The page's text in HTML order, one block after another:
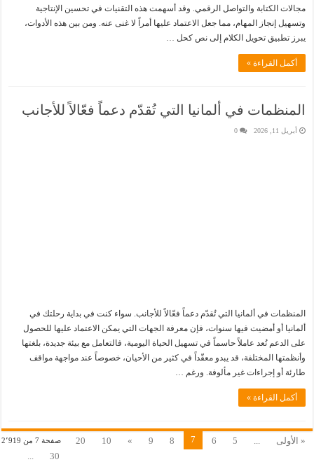
مجالات الكتابة والتواصل الرقمي. وقد أسهمت هذه التقنيات في تحسين الإنتاجية
وتسهيل إنجاز المهام، مما جعل الاعتماد عليها أمراً لا غنى عنه. ومن بين هذه الأدوات،
يبرز تطبيق تحويل الكلام إلى نص كحل …
أكمل القراءة »
المنظمات في ألمانيا التي تُقدّم دعماً فعّالاً للأجانب
أبريل 11, 2026 0
المنظمات في ألمانيا التي تُقدّم دعماً فعّالاً للأجانب. سواء كنت في بداية رحلتك في
ألمانيا أو أمضيت فيها سنوات، فإن معرفة الجهات التي يمكن الاعتماد عليها للحصول
على الدعم تُعد عاملاً حاسماً في تسهيل الحياة اليومية، فالتعامل مع بيئة جديدة، بلغتها
وأنظمتها المختلفة، قد يبدو معقّداً في كثير من الأحيان، خصوصاً عند مواجهة مواقف
طارئة أو إجراءات غير مألوفة. ورغم …
أكمل القراءة »
صفحة 7 من 2٬919 « الأولى 5
6
7
8
9
»
10
20
30